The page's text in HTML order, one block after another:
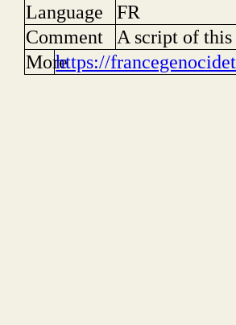
Language
FR
Comment
A script of
Morehttps://